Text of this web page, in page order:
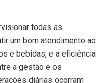
todas as
um bom atendimento ao
e bebidas, e a eficiência
a gestão e os
diárias ocorram